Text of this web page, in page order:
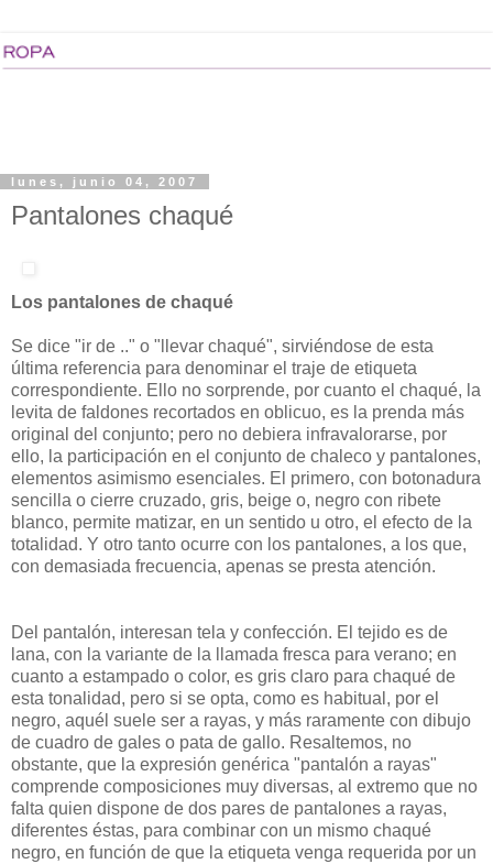
lunes, junio 04, 2007
Pantalones chaqué
Los pantalones de chaqué
Se dice "ir de .." o "llevar chaqué", sirviéndose de esta
última referencia para denominar el traje de etiqueta
correspondiente. Ello no sorprende, por cuanto el chaqué, la
levita de faldones recortados en oblicuo, es la prenda más
original del conjunto; pero no debiera infravalorarse, por
ello, la participación en el conjunto de chaleco y pantalones,
elementos asimismo esenciales. El primero, con botonadura
sencilla o cierre cruzado, gris, beige o, negro con ribete
blanco, permite matizar, en un sentido u otro, el efecto de la
totalidad. Y otro tanto ocurre con los pantalones, a los que,
con demasiada frecuencia, apenas se presta atención.
Del pantalón, interesan tela y confección. El tejido es de
lana, con la variante de la llamada fresca para verano; en
cuanto a estampado o color, es gris claro para chaqué de
esta tonalidad, pero si se opta, como es habitual, por el
negro, aquél suele ser a rayas, y más raramente con dibujo
de cuadro de gales o pata de gallo. Resaltemos, no
obstante, que la expresión genérica "pantalón a rayas"
comprende composiciones muy diversas, al extremo que no
falta quien dispone de dos pares de pantalones a rayas,
diferentes éstas, para combinar con un mismo chaqué
negro, en función de que la etiqueta venga requerida por un